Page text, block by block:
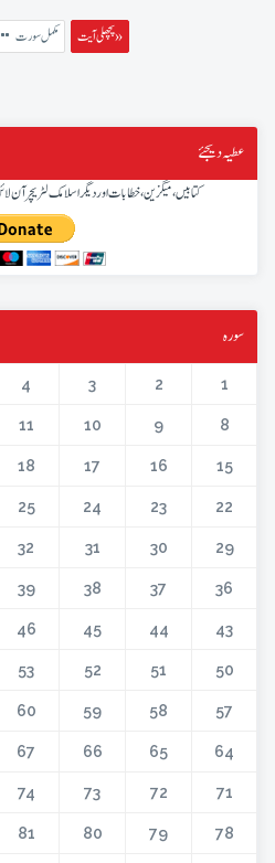
پچھلی آیت » مکمل سورت
عطیہ دیجئے
کتابیں، میگزین، خطابات اور دیگر اسلامک لٹریچر آن
سورہ
1
2
3
4
8
9
10
11
15
16
17
18
22
23
24
25
29
30
31
32
36
37
38
39
43
44
45
46
50
51
52
53
57
58
59
60
64
65
66
67
71
72
73
74
78
79
80
81